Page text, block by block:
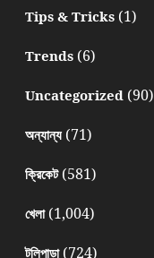
Tips & Tricks(1)
Trends(6)
Uncategorized(90)
অন্যান্য(71)
ক্রিকেট(581)
খেলা(1,004)
টলিপাড়া(724)